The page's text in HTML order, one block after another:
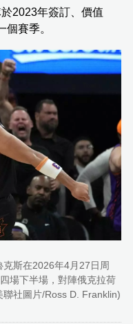
2023年簽訂、價值
賽季。
克斯在2026年4月27日周
場下半場，對陣俄克拉荷
社圖片/Ross D. Franklin)